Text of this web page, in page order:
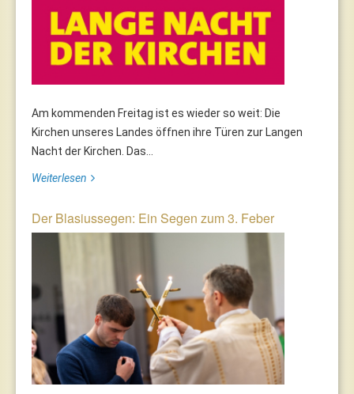
Am kommenden Freitag ist es wieder so weit: Die
Kirchen unseres Landes öffnen ihre Türen zur Langen
Nacht der Kirchen. Das...
Weiterlesen
Der Blasiussegen: Ein Segen zum 3. Feber